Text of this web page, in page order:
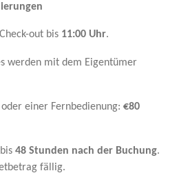
out bis 11:00 Uhr.
werden mit dem Eigentümer
einer Fernbedienung: €80
48 Stunden nach der Buchung.
fällig.